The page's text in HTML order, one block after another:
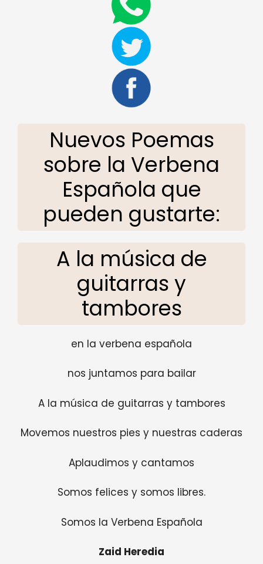
Nuevos Poemas
sobre la Verbena
Española que
pueden gustarte:
A la música de
guitarras y
tambores
en la verbena española
nos juntamos para bailar
A la música de guitarras y tambores
Movemos nuestros pies y nuestras caderas
Aplaudimos y cantamos
Somos felices y somos libres.
Somos la Verbena Española
Zaid Heredia